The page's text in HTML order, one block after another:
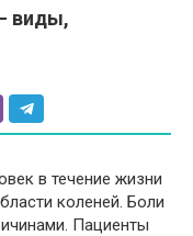
виды,
в течение жизни
коленей. Боли
Пациенты